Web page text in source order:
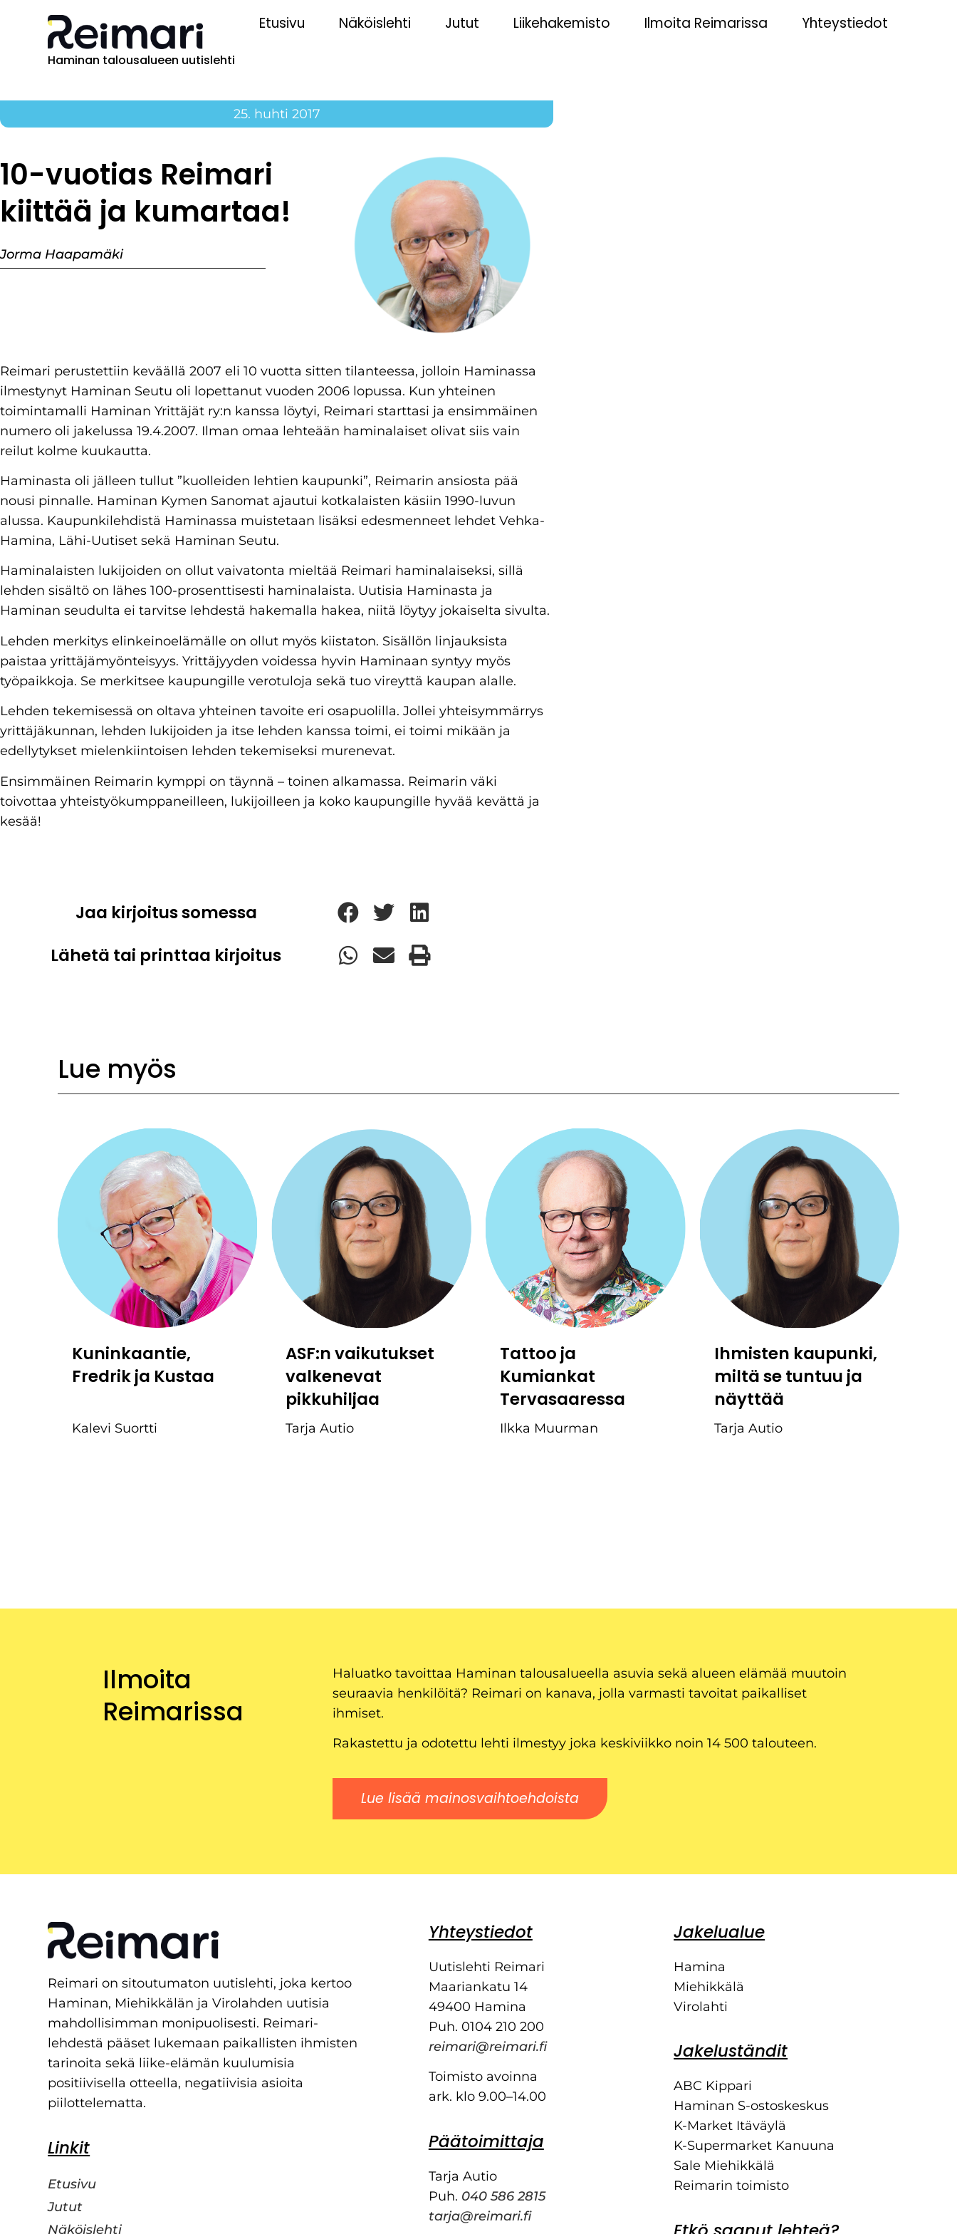
Haminan talousalueen uutislehti
Etusivu Näköislehti Jutut Liikehakemisto Ilmoita Reimarissa Yhteystiedot
25. huhti 2017
10-vuotias Reimari
kiittää ja kumartaa!
Jorma Haapamäki
Reimari perustettiin keväällä 2007 eli 10 vuotta sitten tilanteessa, jolloin Haminassa
ilmestynyt Haminan Seutu oli lopettanut vuoden 2006 lopussa. Kun yhteinen
toimintamalli Haminan Yrittäjät ry:n kanssa löytyi, Reimari starttasi ja ensimmäinen
numero oli jakelussa 19.4.2007. Ilman omaa lehteään haminalaiset olivat siis vain
reilut kolme kuukautta.
Haminasta oli jälleen tullut ”kuolleiden lehtien kaupunki”, Reimarin ansiosta pää
nousi pinnalle. Haminan Kymen Sanomat ajautui kotkalaisten käsiin 1990-luvun
alussa. Kaupunkilehdistä Haminassa muistetaan lisäksi edesmenneet lehdet Vehka-
Hamina, Lähi-Uutiset sekä Haminan Seutu.
Haminalaisten lukijoiden on ollut vaivatonta mieltää Reimari haminalaiseksi, sillä
lehden sisältö on lähes 100-prosenttisesti haminalaista. Uutisia Haminasta ja
Haminan seudulta ei tarvitse lehdestä hakemalla hakea, niitä löytyy jokaiselta sivulta.
Lehden merkitys elinkeinoelämälle on ollut myös kiistaton. Sisällön linjauksista
paistaa yrittäjämyönteisyys. Yrittäjyyden voidessa hyvin Haminaan syntyy myös
työpaikkoja. Se merkitsee kaupungille verotuloja sekä tuo vireyttä kaupan alalle.
Lehden tekemisessä on oltava yhteinen tavoite eri osapuolilla. Jollei yhteisymmärrys
yrittäjäkunnan, lehden lukijoiden ja itse lehden kanssa toimi, ei toimi mikään ja
edellytykset mielenkiintoisen lehden tekemiseksi murenevat.
Ensimmäinen Reimarin kymppi on täynnä – toinen alkamassa. Reimarin väki
toivottaa yhteistyökumppaneilleen, lukijoilleen ja koko kaupungille hyvää kevättä ja
kesää!
Jaa kirjoitus somessa
Lähetä tai printtaa kirjoitus
Lue myös
Kuninkaantie,
Fredrik ja Kustaa
Kalevi Suortti
ASF:n vaikutukset
valkenevat
pikkuhiljaa
Tarja Autio
Tattoo ja
Kumiankat
Tervasaaressa
Ilkka Muurman
Ihmisten kaupunki,
miltä se tuntuu ja
näyttää
Tarja Autio
Ilmoita
Reimarissa
Haluatko tavoittaa Haminan talousalueella asuvia sekä alueen elämää muutoin
seuraavia henkilöitä? Reimari on kanava, jolla varmasti tavoitat paikalliset
ihmiset.
Rakastettu ja odotettu lehti ilmestyy joka keskiviikko noin 14 500 talouteen.
Lue lisää mainosvaihtoehdoista
Reimari on sitoutumaton uutislehti, joka kertoo
Haminan, Miehikkälän ja Virolahden uutisia
mahdollisimman monipuolisesti. Reimari-
lehdestä pääset lukemaan paikallisten ihmisten
tarinoita sekä liike-elämän kuulumisia
positiivisella otteella, negatiivisia asioita
piilottelematta.
Linkit
Etusivu
Jutut
Näköislehti
Yhteystiedot
Uutislehti Reimari
Maariankatu 14
49400 Hamina
Puh. 0104 210 200
reimari@reimari.fi
Toimisto avoinna
ark. klo 9.00–14.00
Päätoimittaja
Tarja Autio
Puh. 040 586 2815
tarja@reimari.fi
Jakelualue
Hamina
Miehikkälä
Virolahti
Jakeluständit
ABC Kippari
Haminan S-ostoskeskus
K-Market Itäväylä
K-Supermarket Kanuuna
Sale Miehikkälä
Reimarin toimisto